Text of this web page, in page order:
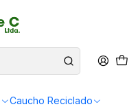
Caucho Reciclado
Decorativo de 7mm